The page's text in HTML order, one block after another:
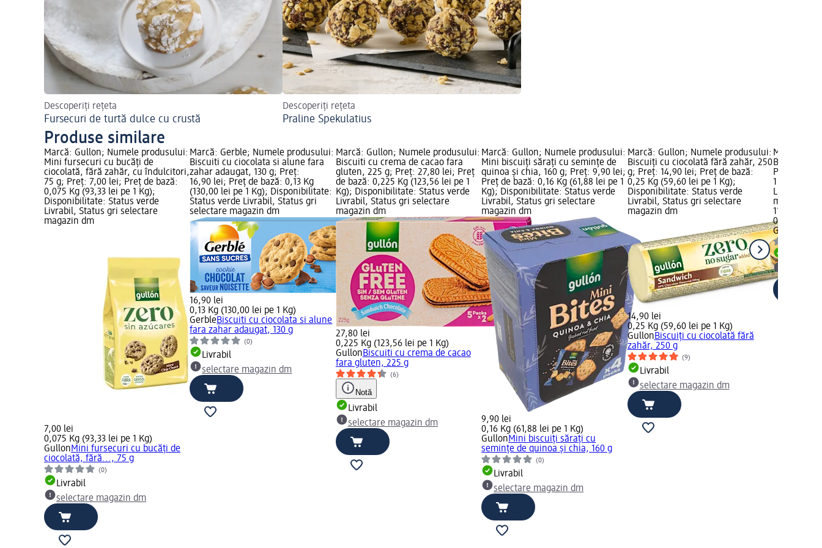
Descoperiți rețeta
Fursecuri de turtă dulce cu crustă
Descoperiți rețeta
Praline Spekulatius
Produse similare
Marcă: Gullon; Numele produsului:
Mini fursecuri cu bucăți de
ciocolată, fără zahăr, cu îndulcitori,
75 g; Preț: 7,00 lei; Preț de bază:
0,075 Kg (93,33 lei pe 1 Kg);
Disponibilitate: Status verde
Livrabil, Status gri selectare
magazin dm
7,00 lei
0,075 Kg (93,33 lei pe 1 Kg)
GullonMini fursecuri cu bucăți de
ciocolată, fără..., 75 g
(0)
Livrabil
selectare magazin dm
Marcă: Gerble; Numele produsului:
Biscuiti cu ciocolata si alune fara
zahar adaugat, 130 g; Preț:
16,90 lei; Preț de bază: 0,13 Kg
(130,00 lei pe 1 Kg); Disponibilitate:
Status verde Livrabil, Status gri
selectare magazin dm
16,90 lei
0,13 Kg (130,00 lei pe 1 Kg)
GerbleBiscuiti cu ciocolata si alune
fara zahar adaugat, 130 g
(0)
Livrabil
selectare magazin dm
Marcă: Gullon; Numele produsului:
Biscuiti cu crema de cacao fara
gluten, 225 g; Preț: 27,80 lei; Preț
de bază: 0,225 Kg (123,56 lei pe 1
Kg); Disponibilitate: Status verde
Livrabil, Status gri selectare
magazin dm
27,80 lei
0,225 Kg (123,56 lei pe 1 Kg)
GullonBiscuiti cu crema de cacao
fara gluten, 225 g
(6)
Notă
Livrabil
selectare magazin dm
Marcă: Gullon; Numele produsului:
Mini biscuiți sărați cu semințe de
quinoa și chia, 160 g; Preț: 9,90 lei;
Preț de bază: 0,16 Kg (61,88 lei pe 1
Kg); Disponibilitate: Status verde
Livrabil, Status gri selectare
magazin dm
9,90 lei
0,16 Kg (61,88 lei pe 1 Kg)
GullonMini biscuiți sărați cu
semințe de quinoa și chia, 160 g
(0)
Livrabil
selectare magazin dm
Marcă: Gullon; Numele produsului:
Biscuiți cu ciocolată fără zahăr, 250
g; Preț: 14,90 lei; Preț de bază:
0,25 Kg (59,60 lei pe 1 Kg);
Disponibilitate: Status verde
Livrabil, Status gri selectare
magazin dm
14,90 lei
0,25 Kg (59,60 lei pe 1 Kg)
GullonBiscuiți cu ciocolată fără
zahăr, 250 g
(9)
Livrabil
selectare magazin dm
Marcă:
Biscuiti cu
Preț de
1 Kg);
Livrabil,
magazin
11,90 lei
0,132 Kg
Gerble